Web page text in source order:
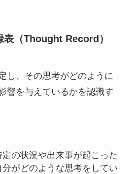
表（Thought Record）
し、その思考がどのように
響を与えているかを認識す
の状況や出来事が起こった
分がどのような思考をしてい